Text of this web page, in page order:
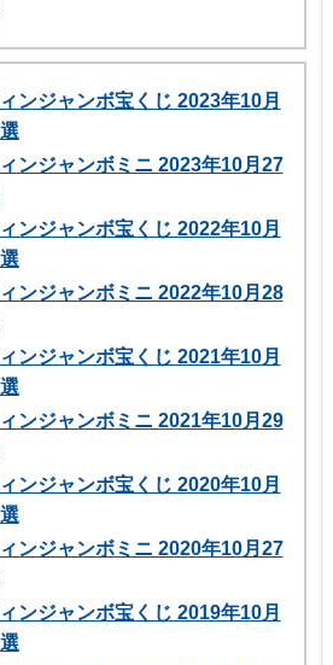
ンジャンボ宝くじ 2023年10月
ンジャンボミニ 2023年10月27
ンジャンボ宝くじ 2022年10月
ンジャンボミニ 2022年10月28
ンジャンボ宝くじ 2021年10月
ンジャンボミニ 2021年10月29
ンジャンボ宝くじ 2020年10月
ンジャンボミニ 2020年10月27
ンジャンボ宝くじ 2019年10月